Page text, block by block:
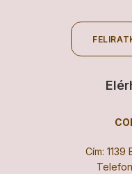
Cím: 1139